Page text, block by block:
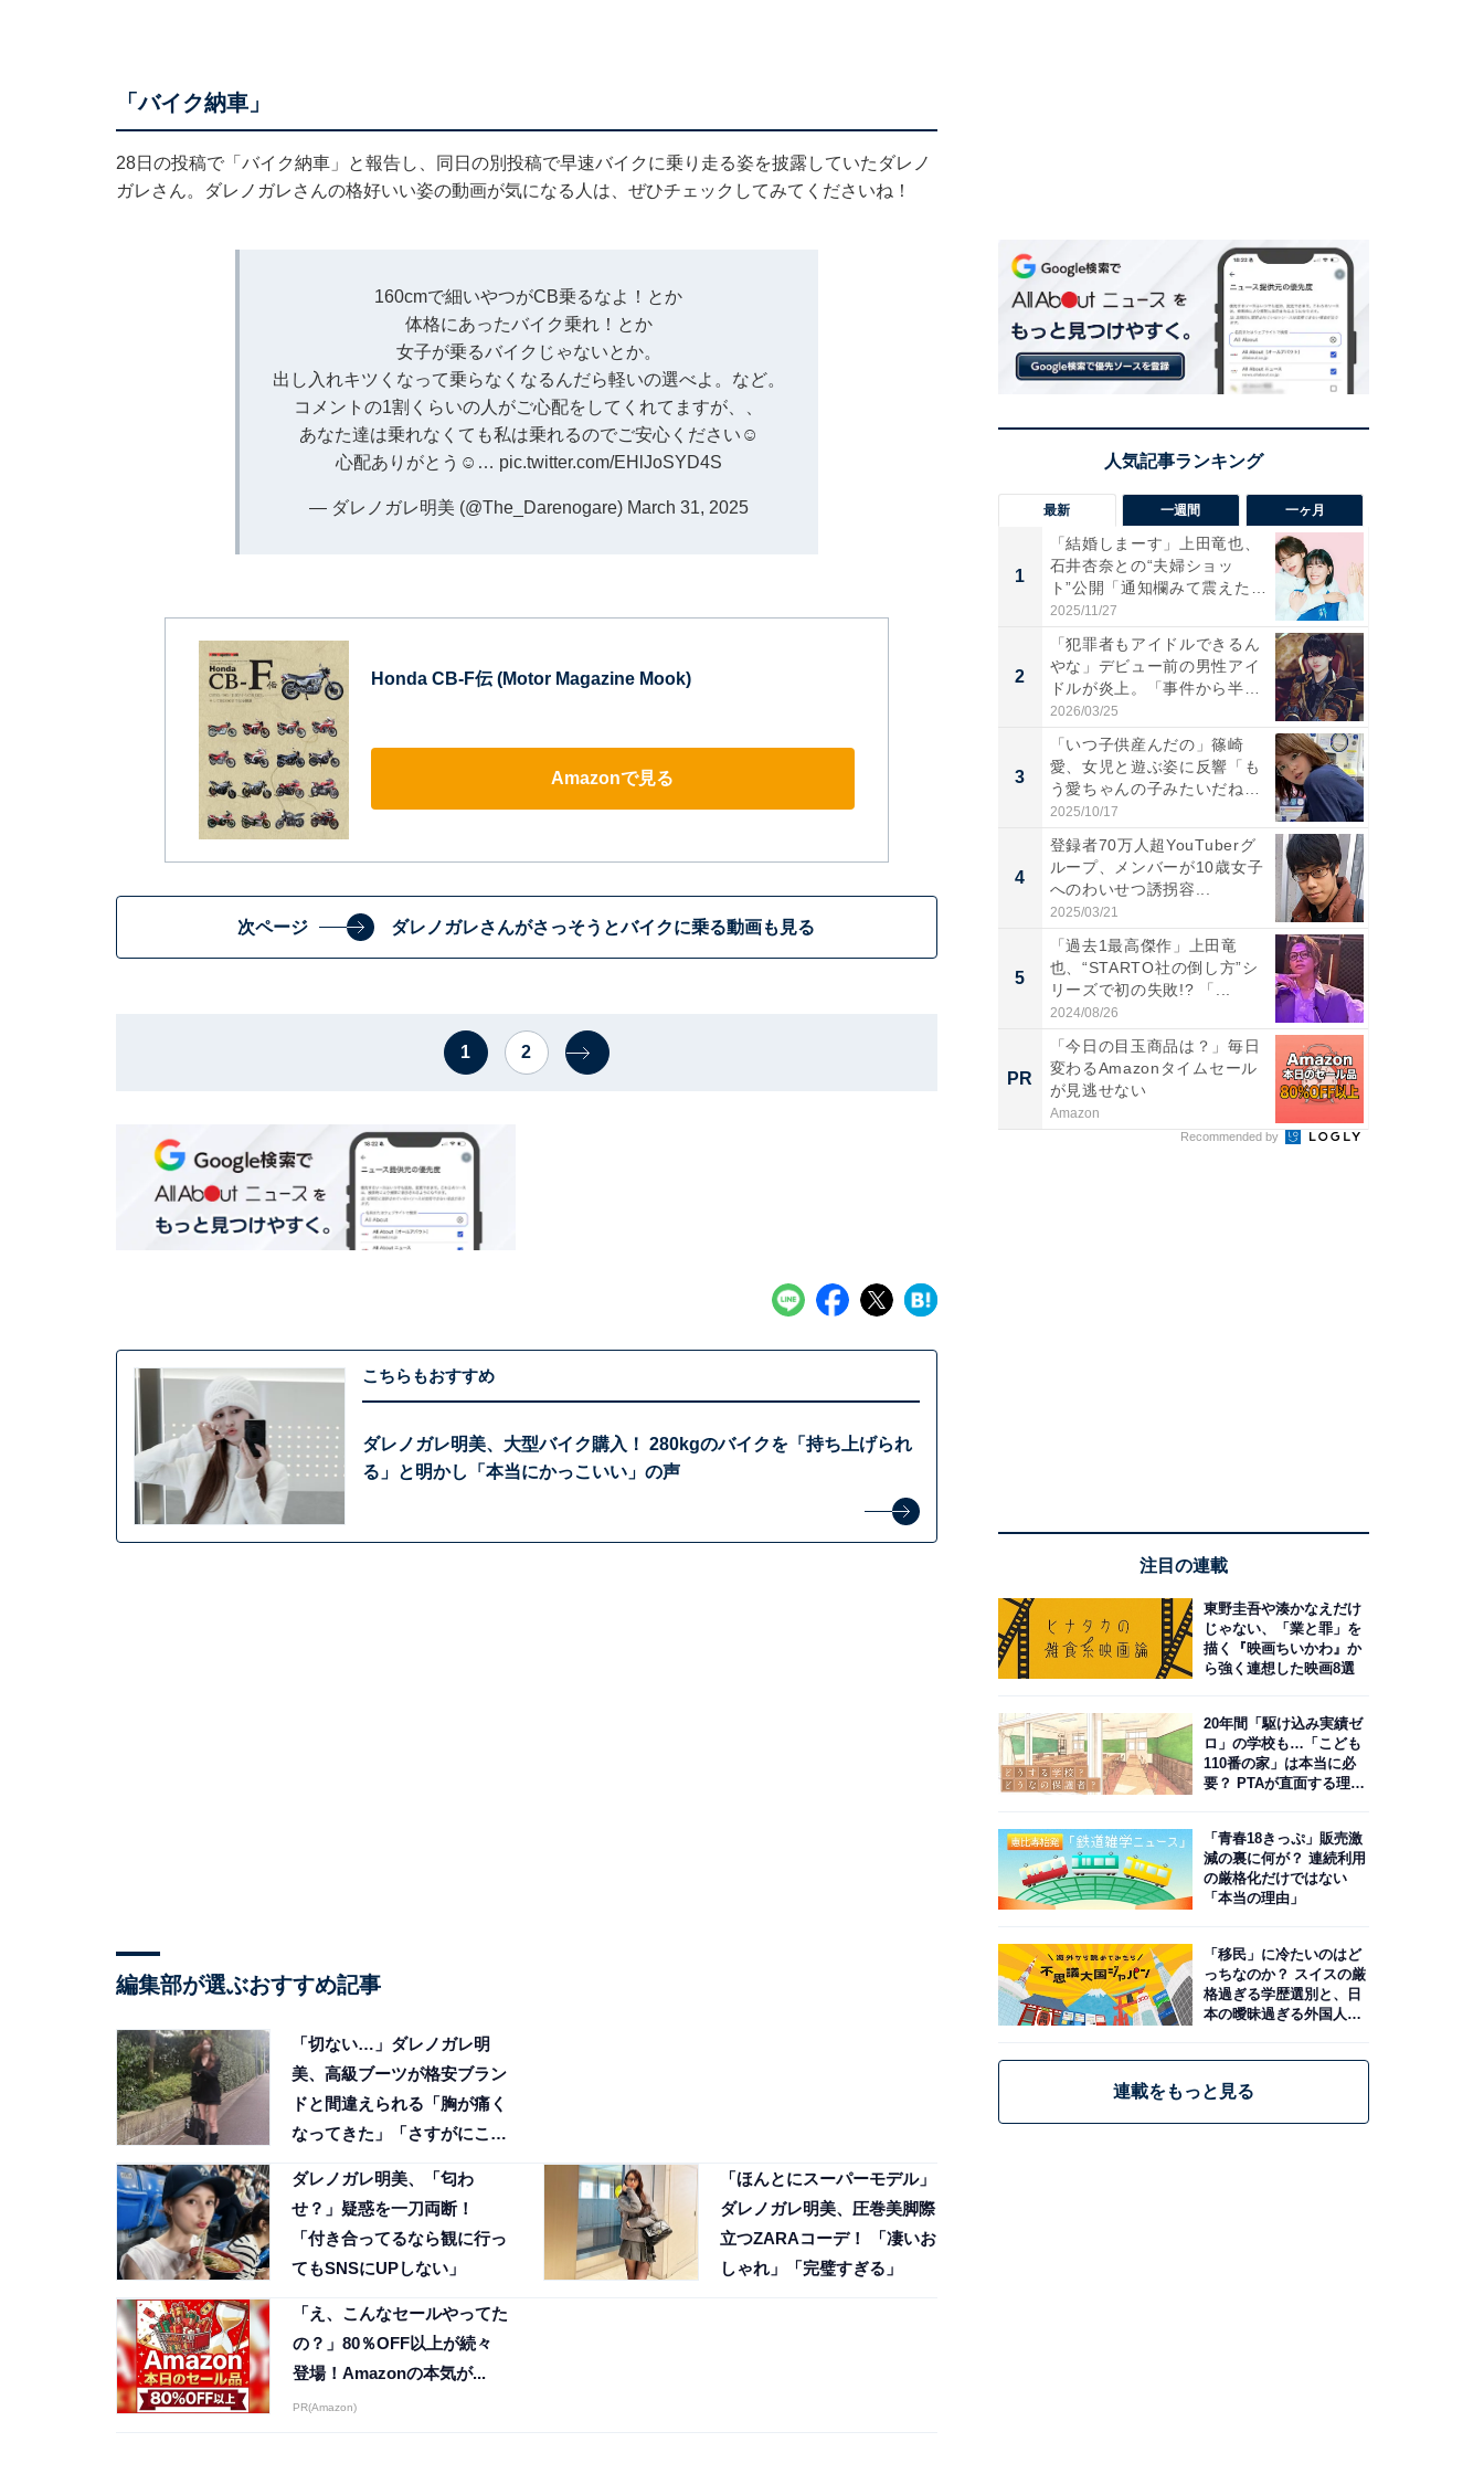
「バイク納車」
28日の投稿で「バイク納車」と報告し、同日の別投稿で早速バイクに乗り走る姿を披露していたダレノ
ガレさん。ダレノガレさんの格好いい姿の動画が気になる人は、ぜひチェックしてみてくださいね！
160cmで細いやつがCB乗るなよ！とか
体格にあったバイク乗れ！とか
女子が乗るバイクじゃないとか。
出し入れキツくなって乗らなくなるんだら軽いの選べよ。など。
コメントの1割くらいの人がご心配をしてくれてますが、、
あなた達は乗れなくても私は乗れるのでご安心ください☺️
心配ありがとう☺️… pic.twitter.com/EHlJoSYD4S
— ダレノガレ明美 (@The_Darenogare) March 31, 2025
Honda CB-F伝 (Motor Magazine Mook)
Amazonで見る
次ページ ダレノガレさんがさっそうとバイクに乗る動画も見る
1 2
こちらもおすすめ
ダレノガレ明美、大型バイク購入！ 280kgのバイクを「持ち上げられ
る」と明かし「本当にかっこいい」の声
編集部が選ぶおすすめ記事
「切ない…」ダレノガレ明
美、高級ブーツが格安ブラン
ドと間違えられる「胸が痛く
なってきた」「さすがにこれ
ダレノガレ明美、「匂わ
せ？」疑惑を一刀両断！
「付き合ってるなら観に行っ
てもSNSにUPしない」
「ほんとにスーパーモデル」
ダレノガレ明美、圧巻美脚際
立つZARAコーデ！ 「凄いお
しゃれ」「完璧すぎる」
「え、こんなセールやってた
の？」80％OFF以上が続々
登場！Amazonの本気が...
PR(Amazon)
最新 一週間 一ヶ月
1
「結婚しまーす」上田竜也、
石井杏奈との“夫婦ショッ
ト”公開「通知欄みて震えた」
「...
2025/11/27
2
「犯罪者もアイドルできるん
やな」デビュー前の男性アイ
ドルが炎上。「事件から半年
も...
2026/03/25
3
「いつ子供産んだの」篠崎
愛、女児と遊ぶ姿に反響「も
う愛ちゃんの子みたいだね」
「完...
2025/10/17
4
登録者70万人超YouTuberグ
ループ、メンバーが10歳女子
へのわいせつ誘拐容...
2025/03/21
5
「過去1最高傑作」上田竜
也、“STARTO社の倒し方”シ
リーズで初の失敗!? 「...
2024/08/26
PR
「今日の目玉商品は？」毎日
変わるAmazonタイムセール
が見逃せない
Amazon
Recommended by
注目の連載
東野圭吾や湊かなえだけ
じゃない、「業と罪」を
描く『映画ちいかわ』か
ら強く連想した映画8選
20年間「駆け込み実績ゼ
ロ」の学校も…「こども
110番の家」は本当に必
要？ PTAが直面する理想
「青春18きっぷ」販売激
減の裏に何が？ 連続利用
の厳格化だけではない
「本当の理由」
「移民」に冷たいのはど
っちなのか？ スイスの厳
格過ぎる学歴選別と、日
本の曖昧過ぎる外国人政
連載をもっと見る